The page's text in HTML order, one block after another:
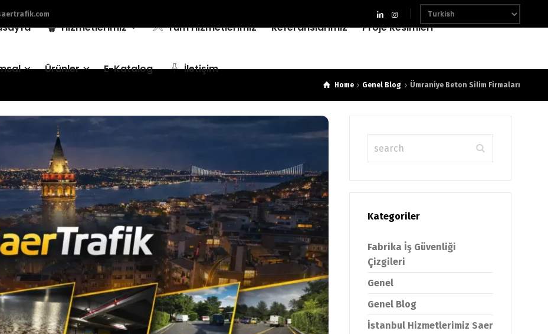
Hizmetlerimiz Tüm Hizmetlerimiz Referanslarımız Proje Resimleri
Ürünler E-Katalog İletişim
Home Genel Blog Ümraniye Beton Silim Firmaları
Kategoriler
Fabrika İş Güvenliği
Çizgileri
Genel
Genel Blog
İstanbul Hizmetlerimiz Saer